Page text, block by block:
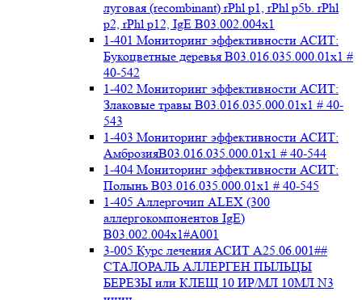
луговая (recombinant) rPhl p1, rPhl p5b. rPhl
p2, rPhl p12, IgE В03.002.004x1
1-401 Мониторинг эффективности АСИТ:
Букоцветные деревья B03.016.035.000.01x1 #
40-542
1-402 Мониторинг эффективности АСИТ:
Злаковые травы B03.016.035.000.01x1 # 40-
543
1-403 Мониторинг эффективности АСИТ:
АмброзияB03.016.035.000.01x1 # 40-544
1-404 Мониторинг эффективности АСИТ:
Полынь B03.016.035.000.01x1 # 40-545
1-405 Аллергочип ALEX (300
аллергокомпонентов IgE)
В03.002.004x1#А001
3-005 Курс лечения АСИТ А25.06.001##
СТАЛОРАЛЬ АЛЛЕРГЕН ПЫЛЬЦЫ
БЕРЕЗЫ или КЛЕЩ 10 ИР/МЛ 10МЛ N3